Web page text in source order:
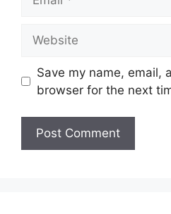
Save my name, email,
browser for the next